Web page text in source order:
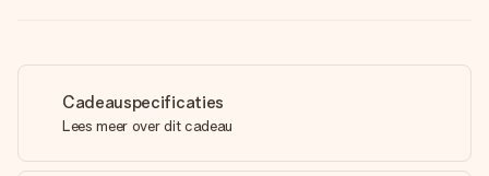
Cadeauspecificaties
Lees meer over dit cadeau